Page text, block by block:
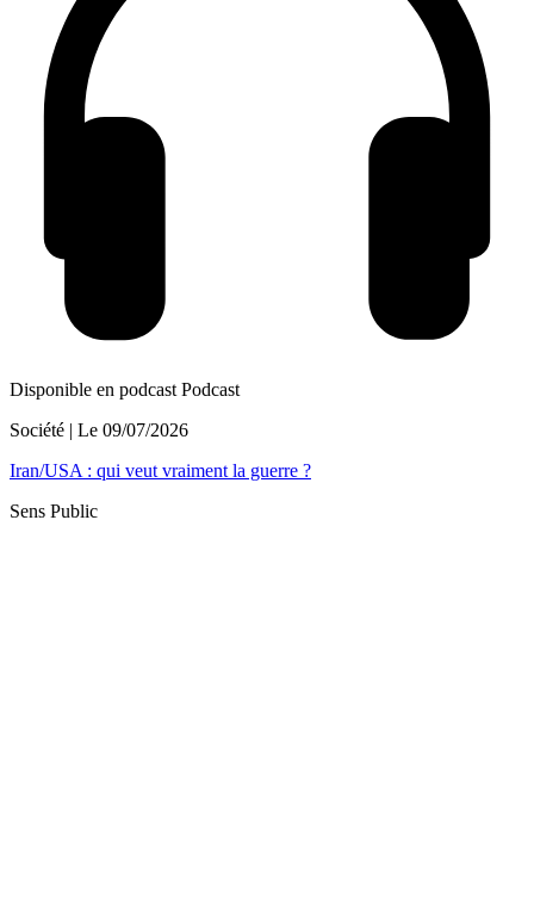
Disponible en podcast Podcast
Société | Le 09/07/2026
Iran/USA : qui veut vraiment la guerre ?
Sens Public